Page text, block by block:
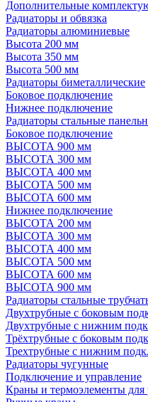
Дополнительные
Радиаторы и обвязка
Радиаторы алюминиевые
Высота 200 мм
Высота 350 мм
Высота 500 мм
Радиаторы биметаллические
Боковое подключение
Нижнее подключение
Радиаторы стальные
Боковое подключение
ВЫСОТА 900 мм
ВЫСОТА 300 мм
ВЫСОТА 400 мм
ВЫСОТА 500 мм
ВЫСОТА 600 мм
Нижнее подключение
ВЫСОТА 200 мм
ВЫСОТА 300 мм
ВЫСОТА 400 мм
ВЫСОТА 500 мм
ВЫСОТА 600 мм
ВЫСОТА 900 мм
Радиаторы стальные
Двухтрубные с боковым
Двухтрубные с нижним
Трёхтрубные с боковым
Трехтрубные с нижним
Радиаторы чугунные
Подключение и управление
Краны и термоэлементы для